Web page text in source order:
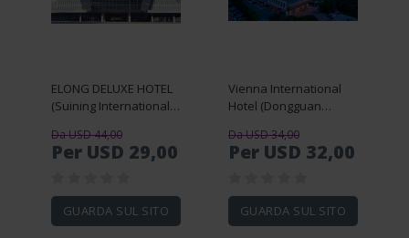
ELONG DELUXE HOTEL
(Suining International
Exhibition Center Store)
Da USD 44,00
Per USD 29,00
GUARDA SUL SITO
Vienna International
Hotel (Dongguan
Da USD 34,00
Per USD 32,00
GUARDA SUL SITO